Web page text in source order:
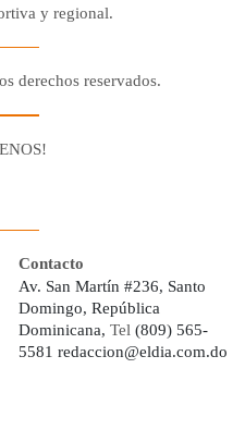
y regional.
derechos reservados.
Contacto
Av. San Martín #236, Santo
Domingo, República
Dominicana, Tel (809) 565-
5581 redaccion@eldia.com.do